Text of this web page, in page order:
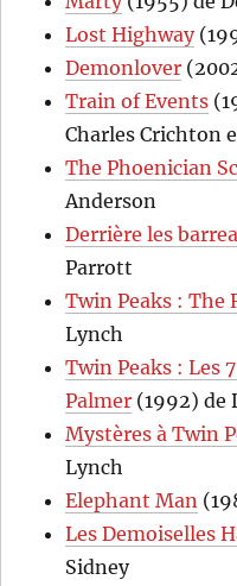
Lost Highway
Demonlover
Train of Events
Charles Crichton
The Phoenician
Anderson
Derrière les
Parrott
Twin Peaks : The
Lynch
Twin Peaks : Les
Palmer (1992) de
Mystères à Twin
Lynch
Elephant Man
Les Demoiselles
Sidney